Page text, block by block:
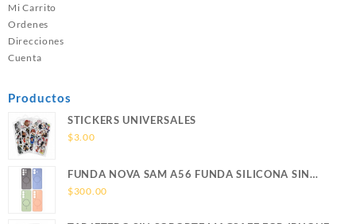
Mi Carrito
Ordenes
Direcciones
Cuenta
Productos
STICKERS UNIVERSALES
$3.00
FUNDA NOVA SAM A56 FUNDA SILICONA SIN
SOPORTE MAGNETICO SAMSUNG
$300.00